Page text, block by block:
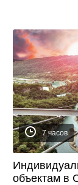
7 часов
объектам в